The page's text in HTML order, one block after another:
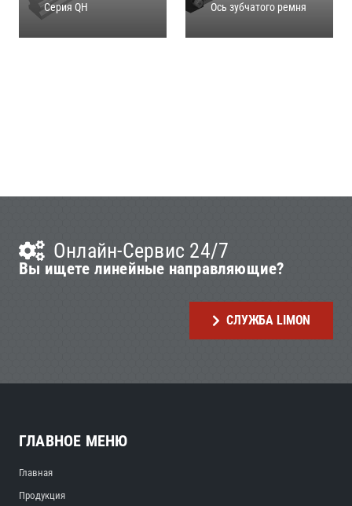
Серия QH
Ось зубчатого ремня
Онлайн-Сервис 24/7
Вы ищете линейные направляющие?
СЛУЖБА LIMON
ГЛАВНОЕ МЕНЮ
Главная
Продукция